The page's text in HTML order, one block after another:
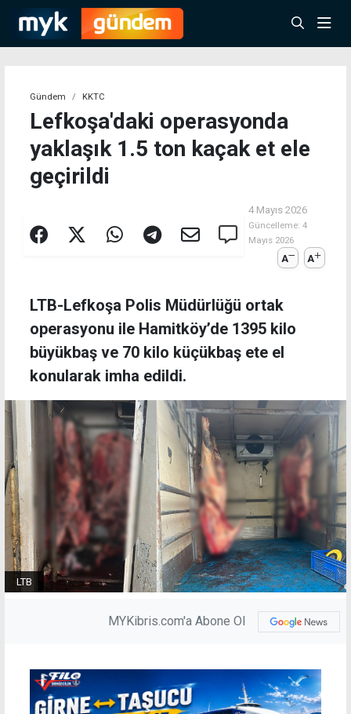
Gündem KKTC
Lefkoşa'daki operasyonda
yaklaşık 1.5 ton kaçak et ele
geçirildi
4 Mayıs 2026
Güncelleme: 4
Mayıs 2026
A A
LTB-Lefkoşa Polis Müdürlüğü ortak
operasyonu ile Hamitköy’de 1395 kilo
büyükbaş ve 70 kilo küçükbaş ete el
konularak imha edildi.
LTB
MYKibris.com'a Abone Ol